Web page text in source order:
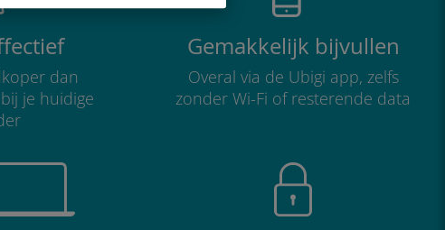
dan
je huidige
Gemakkelijk bijvullen
Overal via de Ubigi app, zelfs
zonder Wi-Fi of resterende data